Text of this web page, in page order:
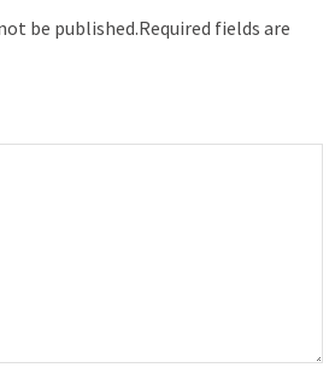
be published.Required fields are